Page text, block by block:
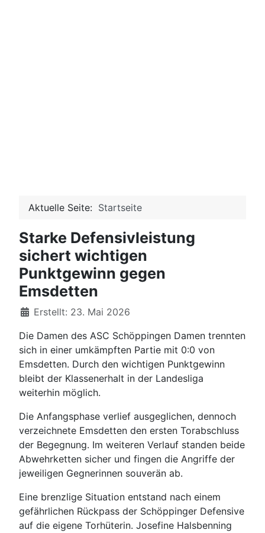
Aktuelle Seite: Startseite
Starke Defensivleistung
sichert wichtigen
Punktgewinn gegen
Emsdetten
DetailsErstellt: 23. Mai 2026
Die Damen des ASC Schöppingen Damen trennten
sich in einer umkämpften Partie mit 0:0 von
Emsdetten. Durch den wichtigen Punktgewinn
bleibt der Klassenerhalt in der Landesliga
weiterhin möglich.
Die Anfangsphase verlief ausgeglichen, dennoch
verzeichnete Emsdetten den ersten Torabschluss
der Begegnung. Im weiteren Verlauf standen beide
Abwehrketten sicher und fingen die Angriffe der
jeweiligen Gegnerinnen souverän ab.
Eine brenzlige Situation entstand nach einem
gefährlichen Rückpass der Schöppinger Defensive
auf die eigene Torhüterin. Josefine Halsbenning